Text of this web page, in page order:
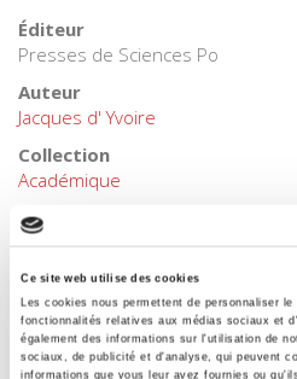
Ce site web utilise des cookies
Les cookies nous permettent de personnaliser
fonctionnalités relatives aux médias sociaux et
également des informations sur l'utilisation de
sociaux, de publicité et d'analyse, qui peuvent
informations que vous leur avez fournies ou
Éditeur
Presses de Sciences Po
Auteur
Jacques d' Yvoire
Collection
Académique
Langue
français
Mots clés
Europe, Maghreb
Catégorie (éditeur)
Internet Hierarchy>Monde &